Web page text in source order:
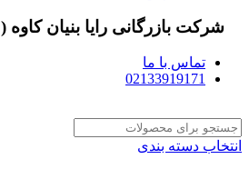
شرکت بازرگانی رایا بنیان کاوه (
تماس با ما
02133919171
انتخاب دسته بندی